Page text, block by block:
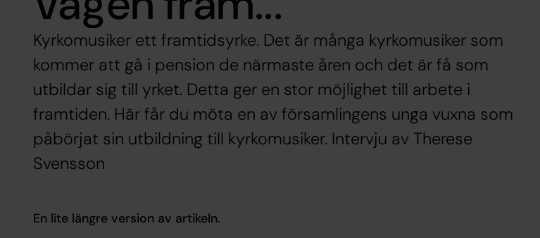
Kyrkomusiker ett framtidsyrke. Det är många kyrkomusiker som
kommer att gå i pension de närmaste åren och det är få som
utbildar sig till yrket. Detta ger en stor möjlighet till arbete i
framtiden. Här får du möta en av församlingens unga vuxna som
påbörjat sin utbildning till kyrkomusiker. Intervju av Therese
Svensson
En lite längre version av artikeln.